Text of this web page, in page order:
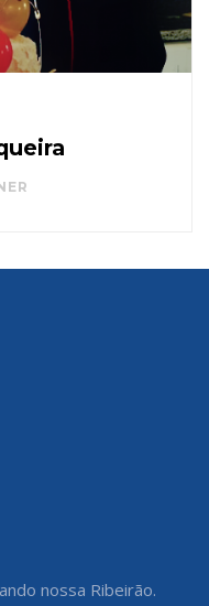
nossa Ribeirão.